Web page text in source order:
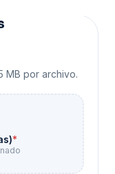
MB por archivo.
*